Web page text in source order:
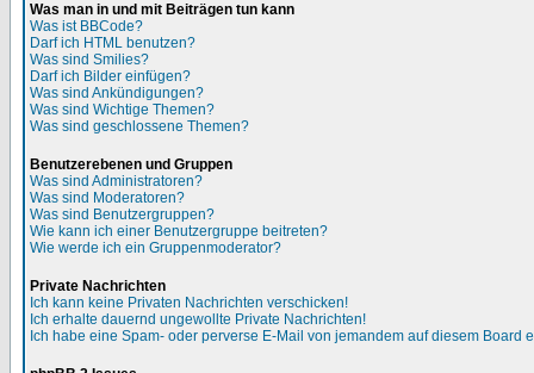
Was man in und mit Beiträgen tun kann
Was ist BBCode?
Darf ich HTML benutzen?
Was sind Smilies?
Darf ich Bilder einfügen?
Was sind Ankündigungen?
Was sind Wichtige Themen?
Was sind geschlossene Themen?
Benutzerebenen und Gruppen
Was sind Administratoren?
Was sind Moderatoren?
Was sind Benutzergruppen?
Wie kann ich einer Benutzergruppe beitreten?
Wie werde ich ein Gruppenmoderator?
Private Nachrichten
Ich kann keine Privaten Nachrichten verschicken!
Ich erhalte dauernd ungewollte Private Nachrichten!
Ich habe eine Spam- oder perverse E-Mail von jemandem auf diesem Board